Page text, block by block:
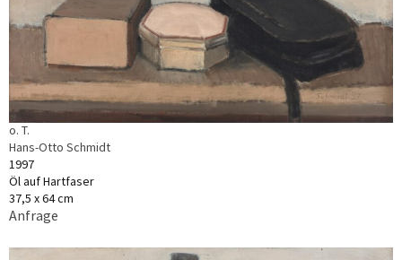
o. T.
Hans-Otto Schmidt
1997
Öl auf Hartfaser
37,5 x 64 cm
Anfrage